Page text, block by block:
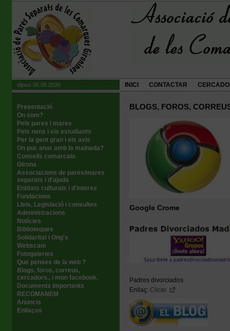
dijous 06.08.2026 INICI CONTACTAR
Presentació
On som?
Pels pares i mares
Pels nens i els estudiants
Per la gent gran i els avis
On puc anar amb la mainada?
Consells comarcals
Girona
Associacions de pares/mares
separats i d'ajuda
Entitats culturals i d'interes
Fundacions
Lleis, Legislació i consultes
Administracions
Notícies
Biblioteques
Solidaritat i Ong's
Webscam
Fotogaleries
Que penses de la web ?
Blogs, foros, correus,
cercadors., i mon facebook.
Documents importants
RECOMANEM
Anuncis
Enllaços
BLOGS, FOROS,
Google Crome
Padres divorciados
Enllaç: Clicar